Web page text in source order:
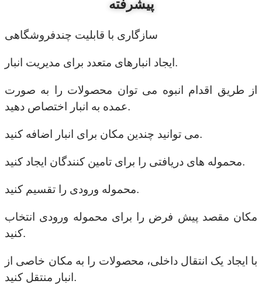
پیشرفته
سازگاری با قابلیت چندفروشگاهی
ایجاد انبارهای متعدد برای مدیریت انبار.
از طریق اقدام انبوه می توان محصولات را به صورت
عمده به انبار اختصاص دهید.
می توانید چندین مکان برای انبار اضافه کنید.
محموله های دریافتی را برای تامین کنندگان ایجاد کنید.
محموله ورودی را تقسیم کنید.
مکان مقصد پیش فرض را برای محموله ورودی انتخاب
کنید.
با ایجاد یک انتقال داخلی، محصولات را به مکان خاصی از
انبار منتقل کنید.